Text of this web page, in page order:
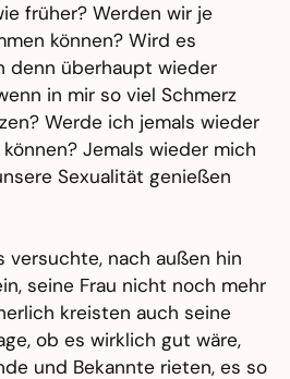
früher? Werden wir je
können? Wird es
denn überhaupt wieder
in mir so viel Schmerz
Werde ich jemals wieder
Jemals wieder mich
Sexualität genießen
versuchte, nach außen hin
seine Frau nicht noch mehr
kreisten auch seine
ob es wirklich gut wäre,
und Bekannte rieten, es so